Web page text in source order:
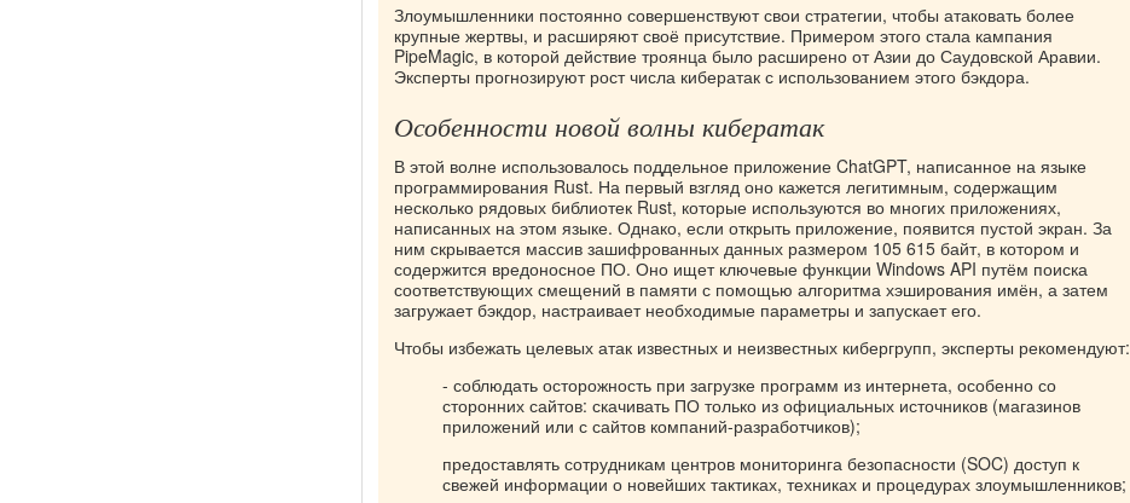
Злоумышленники постоянно совершенствуют свои стратегии, чтобы атаковать более
крупные жертвы, и расширяют своё присутствие. Примером этого стала кампания
PipeMagic, в которой действие троянца было расширено от Азии до Саудовской Аравии.
Эксперты прогнозируют рост числа кибератак с использованием этого бэкдора.
Особенности новой волны кибератак
В этой волне использовалось поддельное приложение ChatGPT, написанное на языке
программирования Rust. На первый взгляд оно кажется легитимным, содержащим
несколько рядовых библиотек Rust, которые используются во многих приложениях,
написанных на этом языке. Однако, если открыть приложение, появится пустой экран. За
ним скрывается массив зашифрованных данных размером 105 615 байт, в котором и
содержится вредоносное ПО. Оно ищет ключевые функции Windows API путём поиска
соответствующих смещений в памяти с помощью алгоритма хэширования имён, а затем
загружает бэкдор, настраивает необходимые параметры и запускает его.
Чтобы избежать целевых атак известных и неизвестных кибергрупп, эксперты рекомендуют:
- соблюдать осторожность при загрузке программ из интернета, особенно со
сторонних сайтов: скачивать ПО только из официальных источников (магазинов
приложений или с сайтов компаний-разработчиков);
предоставлять сотрудникам центров мониторинга безопасности (SOC) доступ к
свежей информации о новейших тактиках, техниках и процедурах злоумышленников;